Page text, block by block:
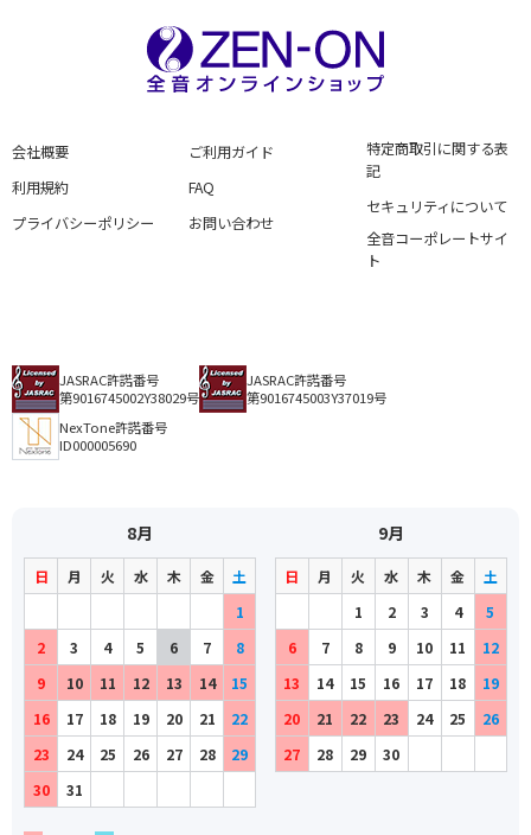
会社概要
利用規約
プライバシーポリシー
ご利用ガイド
FAQ
お問い合わせ
特定商取引に関する表
記
セキュリティについて
全音コーポレートサイ
ト
JASRAC許諾番号
第9016745002Y38029号
JASRAC許諾番号
第9016745003Y37019号
NexTone許諾番号
ID000005690
8月
日 月 火 水 木 金
土
1
2
3 4 5 6 7
8
9
10 11 12 13 14
15
16
17 18 19 20 21
22
23
24 25 26 27 28
29
30
31
9月
日 月 火 水 木 金
土
1
2 3 4
5
6
7 8 9 10 11
12
13
14 15 16 17 18
19
20
21 22 23 24 25
26
27
28 29 30